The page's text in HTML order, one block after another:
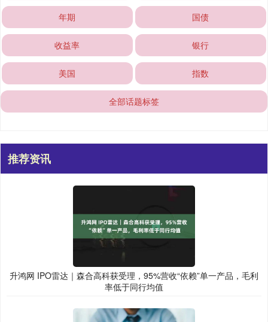
年期 国债
收益率 银行
美国 指数
全部话题标签
推荐资讯
升鸿网 IPO雷达｜森合高科获受理，95%营收“依赖”单一产品，毛利
率低于同行均值